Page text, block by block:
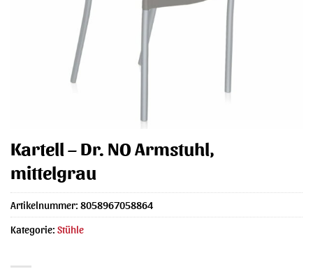
Kartell – Dr. NO Armstuhl,
mittelgrau
Artikelnummer: 8058967058864
Kategorie: Stühle